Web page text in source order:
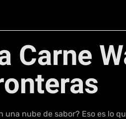
Carne
nube de sabor? Eso es lo